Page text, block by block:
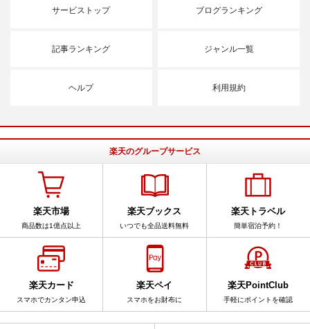
サービストップ ブログランキング
記事ランキング ジャンル一覧
ヘルプ 利用規約
楽天のグループサービス
楽天市場
商品数は1億点以上
楽天ブックス
いつでも全品送料無料
楽天トラベル
簡単宿泊予約！
楽天カード
スマホでカンタン申込
楽天ペイ
スマホをお財布に
楽天PointClub
手軽にポイントを確認